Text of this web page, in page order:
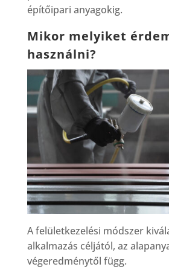
építőipari anyagokig.
Mikor melyiket
használni?
A felületkezelési módszer
alkalmazás céljától, az
végeredménytől függ.